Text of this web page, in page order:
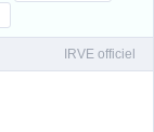
IRVE officiel
⚡ 24 kW